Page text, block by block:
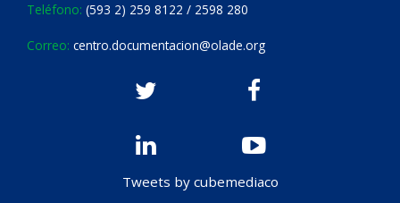
Teléfono: (593 2) 259 8122 / 2598 280
Correo: centro.documentacion@olade.org
Tweets by cubemediaco